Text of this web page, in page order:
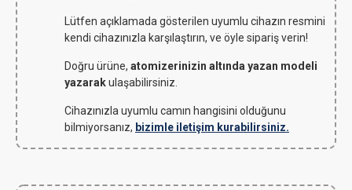
Lütfen açıklamada gösterilen uyumlu cihazın resmini
kendi cihazınızla karşılaştırın, ve öyle sipariş verin!
Doğru ürüne, atomizerinizin altında yazan modeli
yazarakulaşabilirsiniz.
Cihazınızla uyumlu camın hangisini olduğunu
bilmiyorsanız, bizimle iletişim kurabilirsiniz.